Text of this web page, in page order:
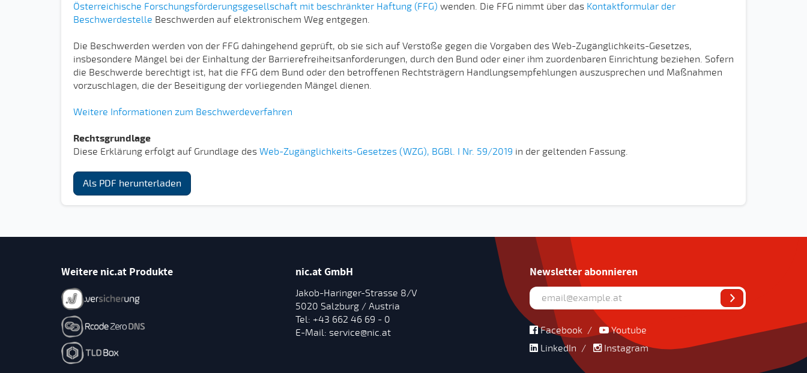
Österreichische Forschungsförderungsgesellschaft mit beschränkter Haftung (FFG) wenden. Die FFG nimmt über das Kontaktformular der
Beschwerdestelle Beschwerden auf elektronischem Weg entgegen.
Die Beschwerden werden von der FFG dahingehend geprüft, ob sie sich auf Verstöße gegen die Vorgaben des Web-Zugänglichkeits-Gesetzes,
insbesondere Mängel bei der Einhaltung der Barrierefreiheitsanforderungen, durch den Bund oder einer ihm zuordenbaren Einrichtung beziehen. Sofern
die Beschwerde berechtigt ist, hat die FFG dem Bund oder den betroffenen Rechtsträgern Handlungsempfehlungen auszusprechen und Maßnahmen
vorzuschlagen, die der Beseitigung der vorliegenden Mängel dienen.
Weitere Informationen zum Beschwerdeverfahren
Rechtsgrundlage
Diese Erklärung erfolgt auf Grundlage des Web-Zugänglichkeits-Gesetzes (WZG), BGBl. I Nr. 59/2019 in der geltenden Fassung.
Als PDF herunterladen
Newsletter abonnieren
Facebook /
Youtube
LinkedIn / Instagram
Weitere nic.at Produkte nic.at GmbH
Jakob-Haringer-Strasse 8/V
5020 Salzburg / Austria
Tel: +43 662 46 69 - 0
E-Mail: service@nic.at